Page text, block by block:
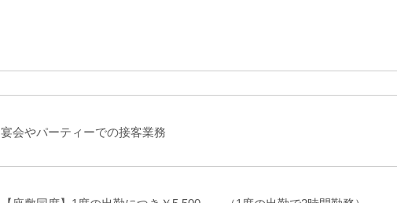
宴会やパーティーでの接客業務